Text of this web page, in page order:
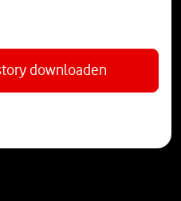
downloaden